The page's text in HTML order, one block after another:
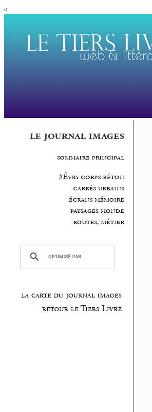
<
le journal images
sommaire principal
#Évry corps béton
carrés urbains
écrans mémoire
paysages monde
routes, métier
la carte du journal images
retour le Tiers Livre